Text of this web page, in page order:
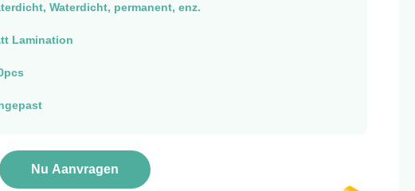
Waterdicht, permanent, enz.
Lamination
Nu Aanvragen